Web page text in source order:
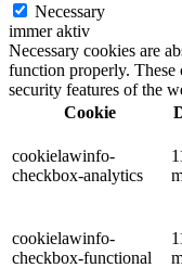
Necessary
immer aktiv
Necessary cookies are
function properly. These
security features of the
Cookie
cookielawinfo-
checkbox-analytics
cookielawinfo-
checkbox-functional